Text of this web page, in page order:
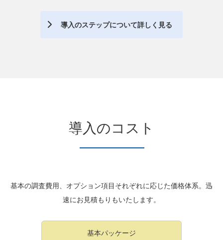
導入のステップについて詳しく見る
導入のコスト
基本の調査費用、オプション項目それぞれに応じた価格体系。迅
速にお見積もりもいたします。
基本パッケージ